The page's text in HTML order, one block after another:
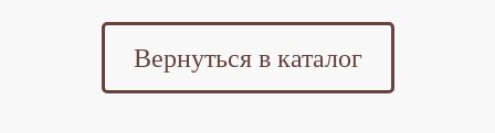
Вернуться в каталог